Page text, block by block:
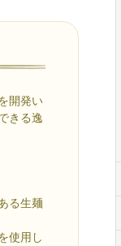
開発い
きる逸
る生麺
使用し